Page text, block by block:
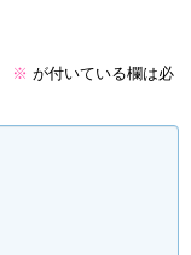
※ が付いている欄は必